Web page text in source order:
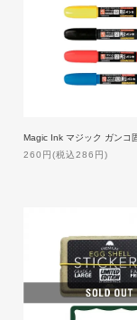
Magic Ink マジック ガンコ
260円(税込286円)